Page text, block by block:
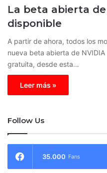
La beta abierta de
disponible
A partir de ahora, todos los
nueva beta abierta de NVIDIA
gratuita, desde esta…
Leer más »
Follow Us
35.000 Fans